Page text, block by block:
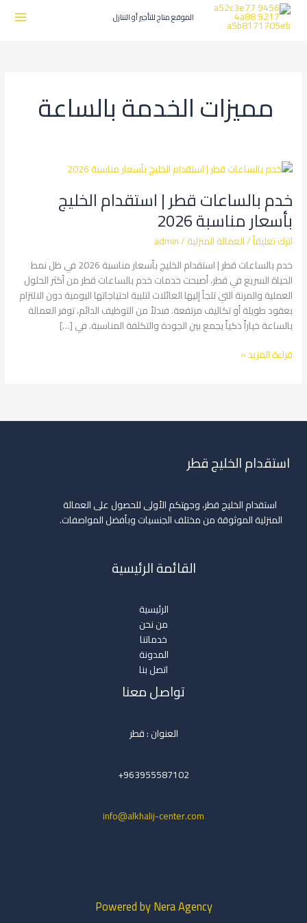
الموقع متاج للتأجير أو التنازل
مميزات الخدمة بالساعة
خدم بالساعات قطر | استقدام الخليج
بأسعار مناسبة 2026
اترك تعليقاً/العمالة المنزلية/
admin
خدم بالساعات قطر | استقدام الخليج بأسعار مناسبة 2026 في ظل نمط
الحياة السريع في قطر، أصبحت خدمات خدم بالساعات قطر من أكثر الحلول
العملية والمرنة التي تلجأ إليها العائلات لتلبية احتياجاتها اليومية دون الالتزام
بعقود طويلة أو تكاليف مرتفعة. فبدلاً من التوظيف الدائم، توفر العمالة
بالساعة خياراً ذكياً يجمع بين الجودة والتكلفة المناسبة. في […]
خدم
قطر
استقدام
الخليج
بأسعار
مناسبة
2026
قراءة المزيد »
استقدام الخليج قطر
استقدام الخليج قطر، وجهتكم الأولى للحصول على العمالة
المنزلية الموثوقة من مختلف الجنسيات وبأفضل المواصفات.
القائمة الرئيسية
الرئيسية
من نحن
خدماتنا
المدونة
اتصل بنا
تواصل معنا
العنوان : قطر
963955587102+
info@alkhalij-center.com
Powered by Nera Agency